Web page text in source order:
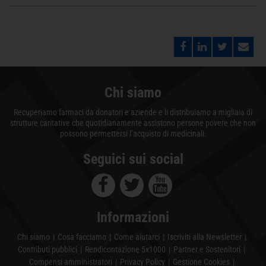
Chi siamo
Recuperiamo farmaci da donatori e aziende e li distribuiamo a migliaia di
strutture caritative che quotidianamente assistono persone povere che non
possono permettersi l’acquisto di medicinali.
Seguici sui social
Informazioni
Chi siamo Cosa facciamo Come aiutarci
Iscriviti alla Newsletter
Contributi pubblici
Rendicontazione 5x1000
Partner e Sostenitori
Compensi amministratori
Privacy Policy Gestione Cookies